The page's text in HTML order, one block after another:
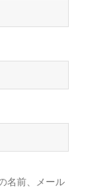
名前、メール